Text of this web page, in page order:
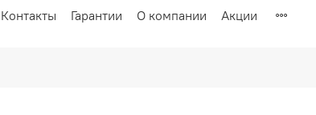
Контакты Гарантии О компании Акции